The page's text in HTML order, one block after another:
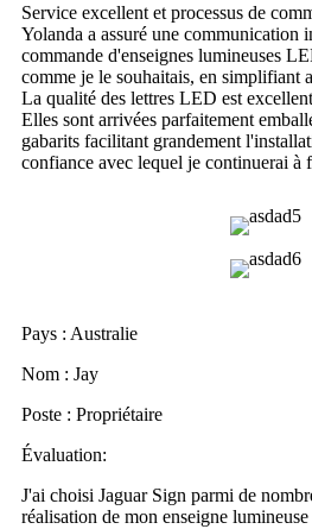
Service excellent et processus de
Yolanda a assuré une communication
commande d'enseignes lumineuses
comme je le souhaitais, en simplifiant
La qualité des lettres LED est
Elles sont arrivées parfaitement
gabarits facilitant grandement
confiance avec lequel je continuerai à
Pays : Australie
Nom : Jay
Poste : Propriétaire
Évaluation:
J'ai choisi Jaguar Sign parmi de
réalisation de mon enseigne